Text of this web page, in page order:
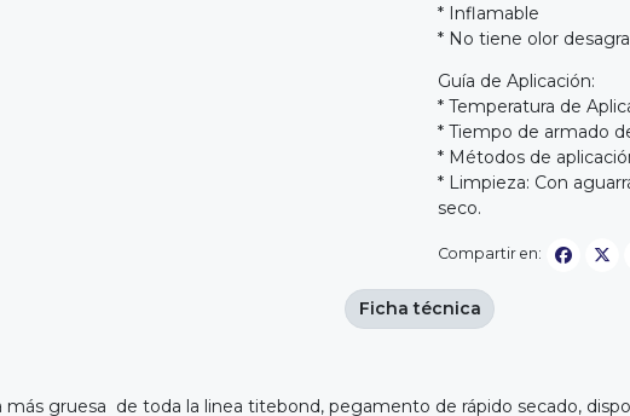
* Inflamable
* No tiene olor
Guía de Aplicación:
* Temperatura de
* Tiempo de armado
* Métodos de
* Limpieza: Con
seco.
Compartir en:
gruesa de toda la linea titebond, pegamento de rápido secado,
Ficha técnica